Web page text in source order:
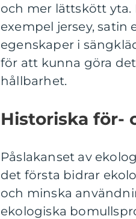
och mer lättskött yta.
exempel jersey, satin
egenskaper i
för att kunna göra
hållbarhet.
Historiska för-
Påslakanset av
det första bidrar
och minska
ekologiska